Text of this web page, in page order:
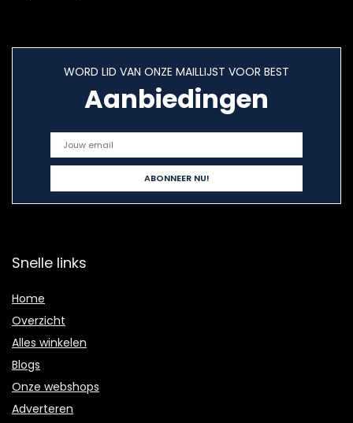
WORD LID VAN ONZE MAILLIJST VOOR BEST
Aanbiedingen
Snelle links
Home
Overzicht
Alles winkelen
Blogs
Onze webshops
Adverteren